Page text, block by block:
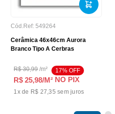
Cód.Ref: 549264
Cerâmica 46x46cm Aurora
Branco Tipo A Cerbras
R$ 30,99/m² 17% OFF
R$ 25,98/M² NO PIX
1x de R$ 27,35 sem juros